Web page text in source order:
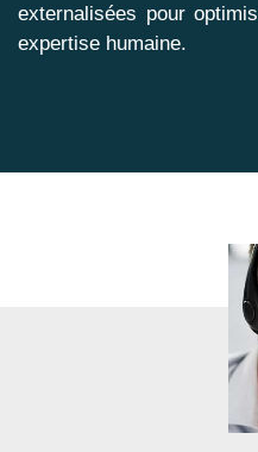
externalisées pour
expertise humaine.